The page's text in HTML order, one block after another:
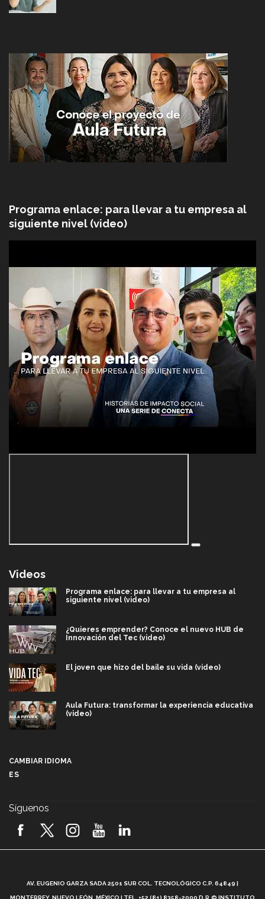
Programa enlace: para llevar a tu empresa al
siguiente nivel (video)
Videos
Programa enlace: para llevar a tu empresa al
siguiente nivel (video)
¿Quieres emprender? Conoce el nuevo HUB de
Innovación del Tec (video)
El joven que hizo del baile su vida (video)
Aula Futura: transformar la experiencia educativa
(video)
2026! (video)
¿Cómo es el Modelo Educativo Tec? (video)
CAMBIAR IDIOMA
ES
Síguenos
AV. EUGENIO GARZA SADA 2501 SUR COL. TECNOLÓGICO C.P. 64849 |
MONTERREY, NUEVO LEÓN, MÉXICO | TEL. +52 (81) 8358-2000 D.R.© INSTITUTO